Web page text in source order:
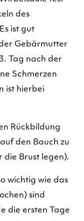
des
ist gut
Gebärmutter
Tag nach der
Schmerzen
ist hierbei
Rückbildung
den Bauch zu
die Brust legen).
wichtig wie das
sind
die ersten Tage